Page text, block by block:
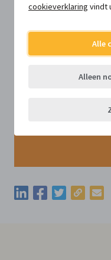
cookieverklaring vindt
Alle
Alleen
Deel deze update via
Deel deze update
Deel deze
Kopieer